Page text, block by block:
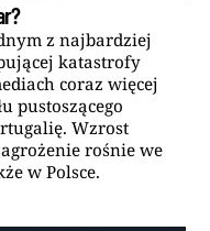
z najbardziej
katastrofy
coraz więcej
pustoszącego
Wzrost
rośnie we
w Polsce.